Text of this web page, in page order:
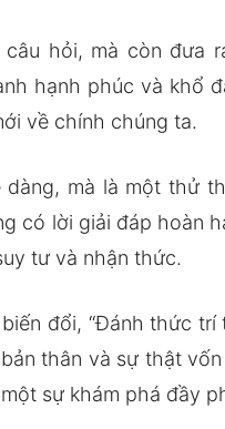
hỏi, mà còn đưa
hạnh phúc và khổ
về chính chúng ta.
mà là một thử
có lời giải đáp hoàn
tư và nhận thức.
đổi, “Đánh thức
thân và sự thật
sự khám phá đầy